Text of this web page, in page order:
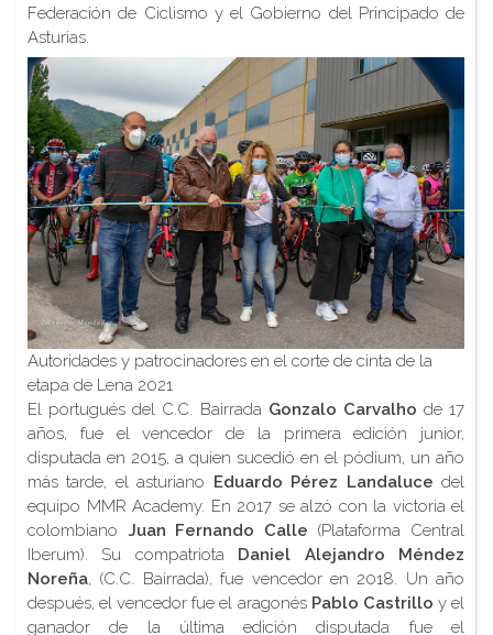
Federación de Ciclismo y el Gobierno del Principado de
Asturias.
Autoridades y patrocinadores en el corte de cinta de la
etapa de Lena 2021
El portugués del C.C. Bairrada Gonzalo Carvalho de 17
años, fue el vencedor de la primera edición junior,
disputada en 2015, a quien sucedió en el pódium, un año
más tarde, el asturiano Eduardo Pérez Landaluce del
equipo MMR Academy. En 2017 se alzó con la victoria el
colombiano Juan Fernando Calle (Plataforma Central
Iberum). Su compatriota Daniel Alejandro Méndez
Noreña, (C.C. Bairrada), fue vencedor en 2018. Un año
después, el vencedor fue el aragonés Pablo Castrillo y el
ganador de la última edición disputada fue el